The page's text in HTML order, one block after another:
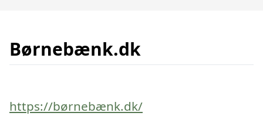
Børnebænk.dk
https://børnebænk.dk/